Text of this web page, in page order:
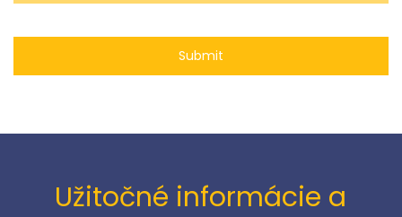
Submit
Užitočné informácie a